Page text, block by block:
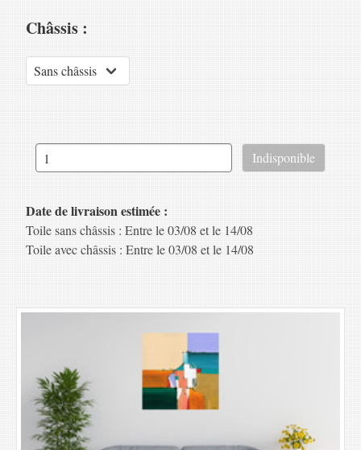
Châssis :
Date de livraison estimée :
Toile sans châssis : Entre le 03/08 et le 14/08
Toile avec châssis : Entre le 03/08 et le 14/08